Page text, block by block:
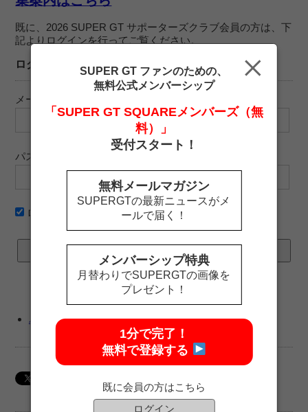
既に、2026 SUPER GT サポーターズクラブ会員の方は、下
記よりログインを行ってご覧ください。
ログイン
メールアドレス
パスワード
ログイン情報を記憶
パスワードをお忘れですか ?
SUPER GT ファンのための、
無料公式メンバーシップ
「SUPER GT SQUAREメンバーズ（無
料）」
受付スタート！
無料メールマガジン
SUPERGTの最新ニュースがメ
ールで届く！
メンバーシップ特典
月替わりでSUPERGTの画像を
プレゼント！
1分で完了！
無料で登録する
既に会員の方はこちら
ログイン